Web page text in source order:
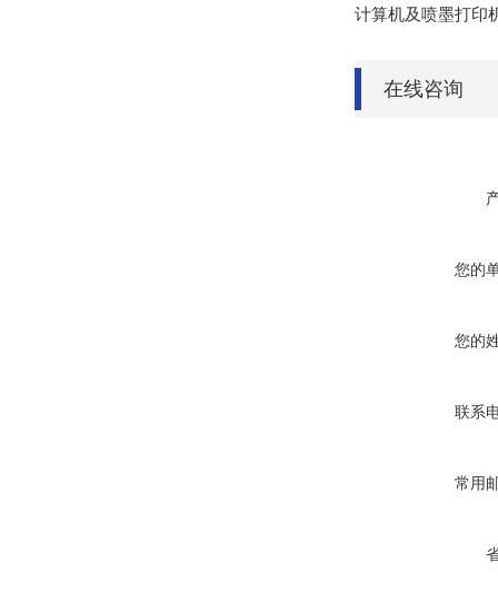
计算机及喷墨打印
在线咨询
您的
您的
联系
常用